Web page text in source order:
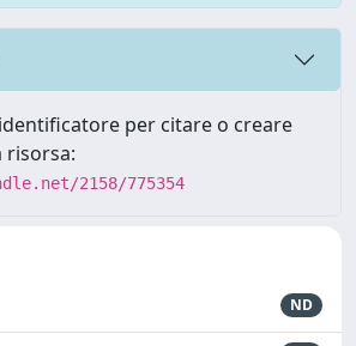
per citare o creare
risorsa:
2158/775354
ND